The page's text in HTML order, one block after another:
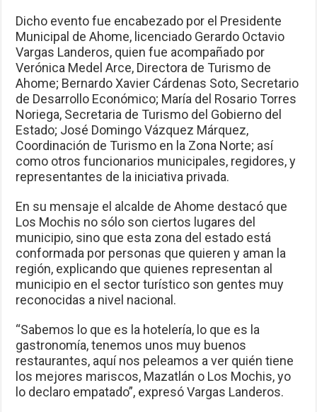
Dicho evento fue encabezado por el Presidente
Municipal de Ahome, licenciado Gerardo Octavio
Vargas Landeros, quien fue acompañado por
Verónica Medel Arce, Directora de Turismo de
Ahome; Bernardo Xavier Cárdenas Soto, Secretario
de Desarrollo Económico; María del Rosario Torres
Noriega, Secretaria de Turismo del Gobierno del
Estado; José Domingo Vázquez Márquez,
Coordinación de Turismo en la Zona Norte; así
como otros funcionarios municipales, regidores, y
representantes de la iniciativa privada.
En su mensaje el alcalde de Ahome destacó que
Los Mochis no sólo son ciertos lugares del
municipio, sino que esta zona del estado está
conformada por personas que quieren y aman la
región, explicando que quienes representan al
municipio en el sector turístico son gentes muy
reconocidas a nivel nacional.
“Sabemos lo que es la hotelería, lo que es la
gastronomía, tenemos unos muy buenos
restaurantes, aquí nos peleamos a ver quién tiene
los mejores mariscos, Mazatlán o Los Mochis, yo
lo declaro empatado”, expresó Vargas Landeros.